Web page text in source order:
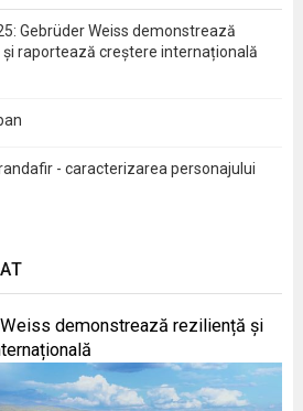
Gebrüder Weiss demonstrează
raportează creștere internațională
- caracterizarea personajului
Weiss demonstrează reziliență și